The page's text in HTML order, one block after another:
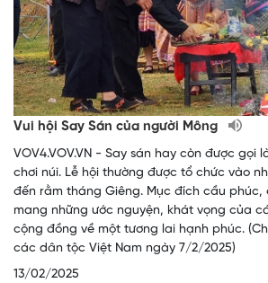
Vui hội Say Sán của người Mông
VOV4.VOV.VN - Say sán hay còn được gọi
chơi núi. Lễ hội thường được tổ chức vào
đến rằm tháng Giêng. Mục đích cầu phúc,
mang những ước nguyện, khát vọng của
cộng đồng về một tương lai hạnh phúc.
các dân tộc Việt Nam ngày 7/2/2025)
13/02/2025